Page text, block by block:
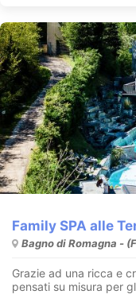
Family SPA alle
Bagno di Romagna -
Grazie ad una ricca e
pensati su misura per